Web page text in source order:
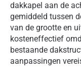
dakkapel aan de
gemiddeld tussen
van de grootte en
kosteneffectief
bestaande
aanpassingen